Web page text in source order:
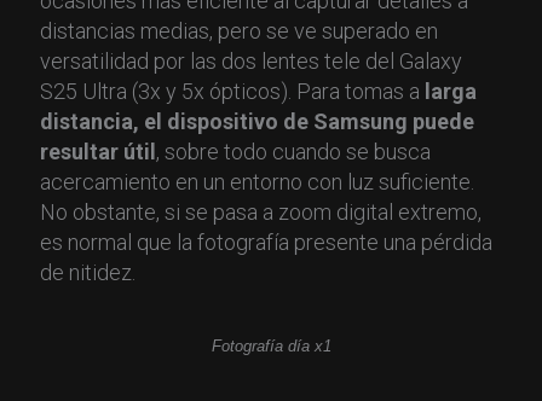
distancias medias, pero se ve superado en
versatilidad por las dos lentes tele del Galaxy
S25 Ultra (3x y 5x ópticos). Para tomas a larga
distancia, el dispositivo de Samsung puede
resultar útil , sobre todo cuando se busca
acercamiento en un entorno con luz suficiente.
No obstante, si se pasa a zoom digital extremo,
es normal que la fotografía presente una pérdida
de nitidez.
Fotografía día x1